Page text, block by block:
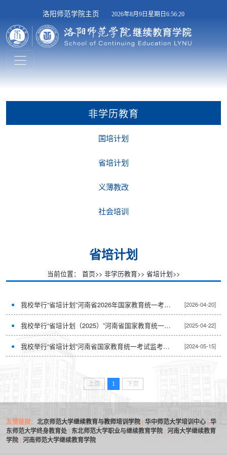
洛阳师范学院主页 2026年8月9日星期日6:56:20
非学历教育
国培计划
省培计划
义薄教改
社会培训
省培计划
当前位置： 首页>> 非学历教育>> 省培计划>>
我校举行“省培计划”河南省2026年国家教育统一考试监考教师培训项目 [2026-04-20]
我校举行“省培计划（2025）”河南省国家教育统一考试监考教师培训项目 [2025-04-22]
我校举行“省培计划”河南省国家教育统一考试监考教师培训项目开班典礼 [2024-05-15]
上页 1 下页
友情链接： 北京师范大学继续教育与教师培训学院 | 华中师范大学培训中心 | 华
东师范大学终身教育处 | 东北师范大学职业与继续教育学院 | 河南大学继续教育
学院 | 河南师范大学继续教育学院